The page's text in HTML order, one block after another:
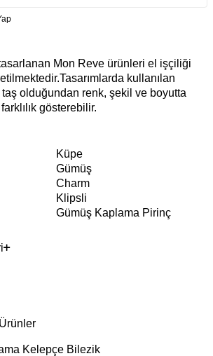
Mon Reve ürünleri el işçiliği
kullanılan
olduğundan renk, şekil ve boyutta
gösterebilir.
Küpe
Gümüş
Charm
Klipsli
Gümüş Kaplama Pirinç
Kelepçe Bilezik